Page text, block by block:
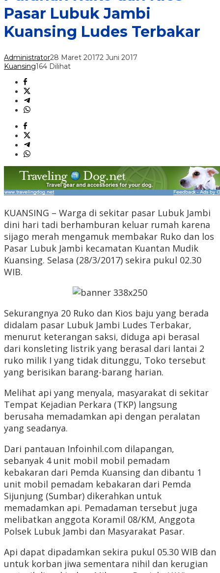
Pasar Lubuk Jambi
Kuansing Ludes Terbakar
Administrator28 Maret 20172 Juni 2017
Kuansing164 Dilihat
KUANSING – Warga di sekitar pasar Lubuk Jambi
dini hari tadi berhamburan keluar rumah karena
sijago merah mengamuk membakar Ruko dan los
Pasar Lubuk Jambi kecamatan Kuantan Mudik
Kuansing. Selasa (28/3/2017) sekira pukul 02.30
WIB.
Sekurangnya 20 Ruko dan Kios baju yang berada
didalam pasar Lubuk Jambi Ludes Terbakar,
menurut keterangan saksi, diduga api berasal
dari konsleting listrik yang berasal dari lantai 2
ruko milik I yang tidak ditunggu, Toko tersebut
yang berisikan barang-barang harian.
Melihat api yang menyala, masyarakat di sekitar
Tempat Kejadian Perkara (TKP) langsung
berusaha memadamkan api dengan peralatan
yang seadanya.
Dari pantauan Infoinhil.com dilapangan,
sebanyak 4 unit mobil mobil pemadam
kebakaran dari Pemda Kuansing dan dibantu 1
unit mobil pemadam kebakaran dari Pemda
Sijunjung (Sumbar) dikerahkan untuk
memadamkan api. Pemadaman tersebut juga
melibatkan anggota Koramil 08/KM, Anggota
Polsek Lubuk Jambi dan Masyarakat Pasar.
Api dapat dipadamkan sekira pukul 05.30 WIB dan
untuk korban jiwa sementara nihil dan kerugian